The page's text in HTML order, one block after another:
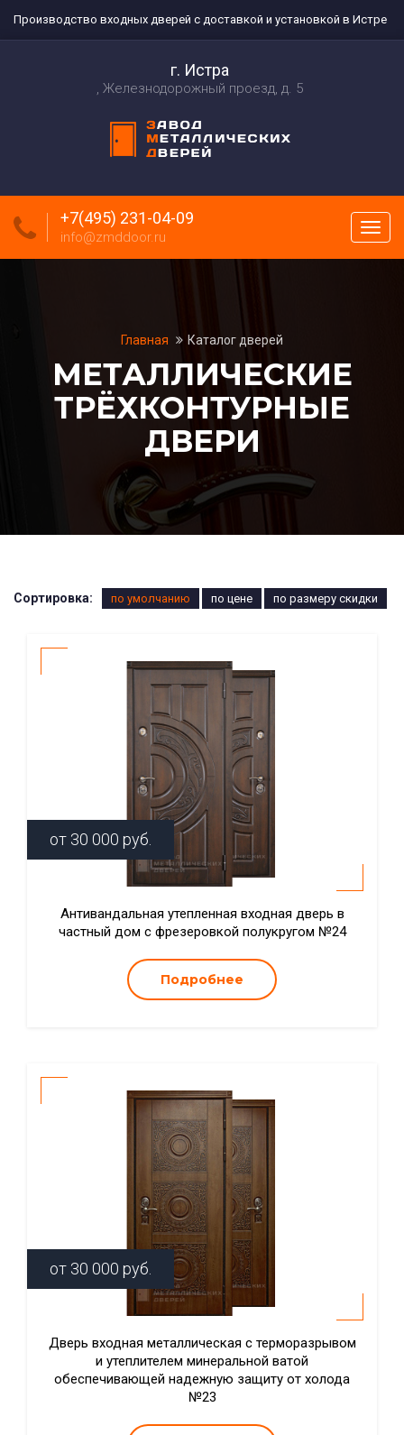
Производство входных дверей с доставкой и установкой в Истре
г. Истра
Железнодорожный проезд, д. 5
меню
+7(495) 231-04-09
info@zmddoor.ru
Главная Каталог дверей
МЕТАЛЛИЧЕСКИЕ
ТРЁХКОНТУРНЫЕ
ДВЕРИ
Сортировка: по умолчанию по цене по размеру скидки
от 30 000 руб.
Антивандальная утепленная входная дверь в
частный дом с фрезеровкой полукругом №24
Подробнее
от 30 000 руб.
Дверь входная металлическая с терморазрывом
и утеплителем минеральной ватой
обеспечивающей надежную защиту от холода
№23